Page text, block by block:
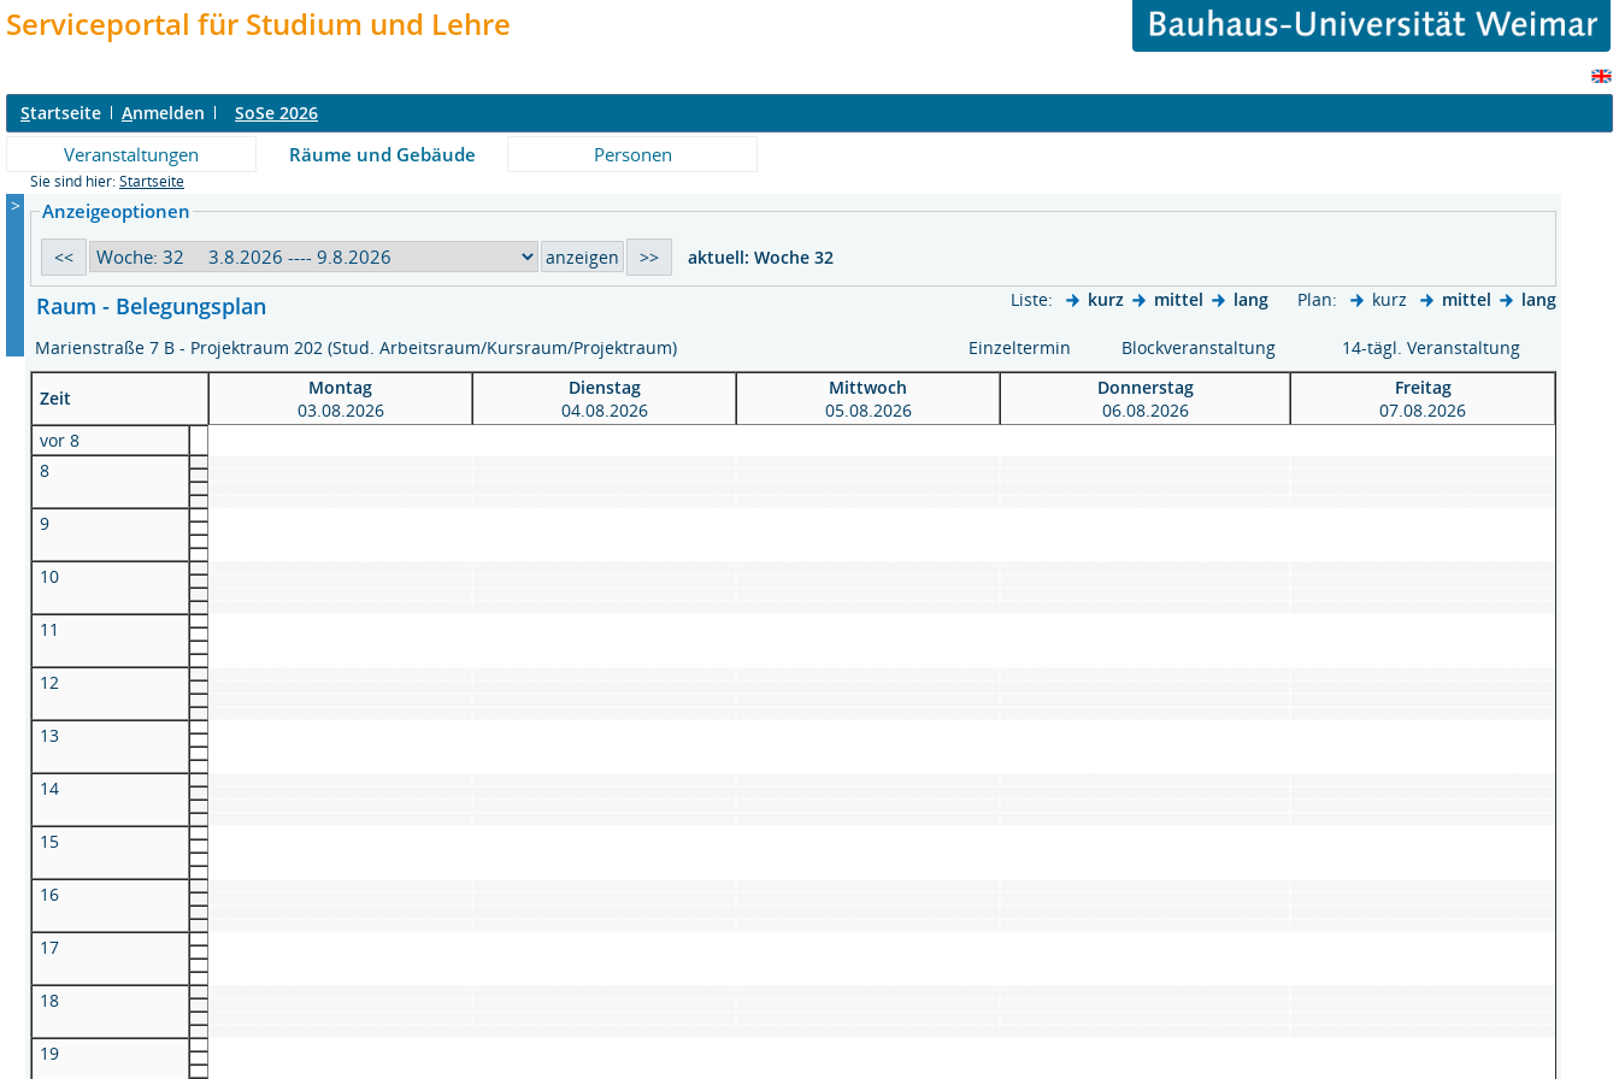
Serviceportal für Studium und Lehre
Startseite Anmelden SoSe 2026
Veranstaltungen Räume und Gebäude Personen
Sie sind hier: Startseite
> Anzeigeoptionen
aktuell: Woche 32
Raum - Belegungsplan Liste: kurz mittel lang Plan: kurz mittel lang
Marienstraße 7 B - Projektraum 202 (Stud. Arbeitsraum/Kursraum/Projektraum) Einzeltermin Blockveranstaltung 14-tägl. Veranstaltung
Zeit
Montag
03.08.2026
Dienstag
04.08.2026
Mittwoch
05.08.2026
Donnerstag
06.08.2026
Freitag
07.08.2026
vor 8
8
9
10
11
12
13
14
15
16
17
18
19